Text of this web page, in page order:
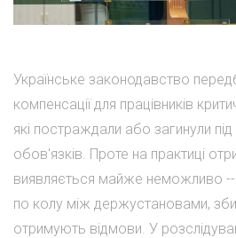
Українське законодавство
компенсації для працівників
які постраждали або загинули
обов'язків. Проте на практиці
виявляється майже неможливо
по колу між держустановами,
отримують відмови. У